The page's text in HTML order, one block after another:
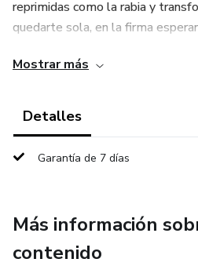
reprimidas como la rabia y
quedarte sola, en la firma
Cuentas con soporte vía
Mostrar más
Detalles
Garantía de 7 días
Más información
contenido